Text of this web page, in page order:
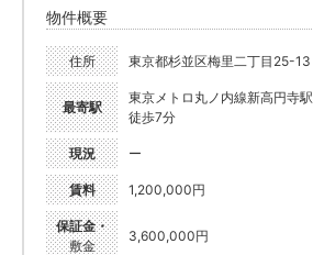
物件概要
住所 東京都杉並区梅里二丁目25-13
最寄駅
東京メトロ丸ノ内線新高円寺駅
徒歩7分
現況 ー
賃料 1,200,000円
保証金・
敷金
3,600,000円